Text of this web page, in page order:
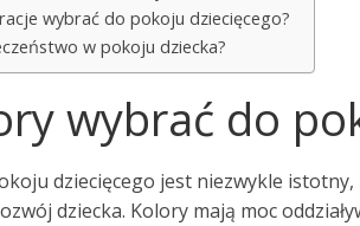
wybrać do pokoju dziecięcego?
w pokoju dziecka?
wybrać do
dziecięcego jest niezwykle istotny,
dziecka. Kolory mają moc